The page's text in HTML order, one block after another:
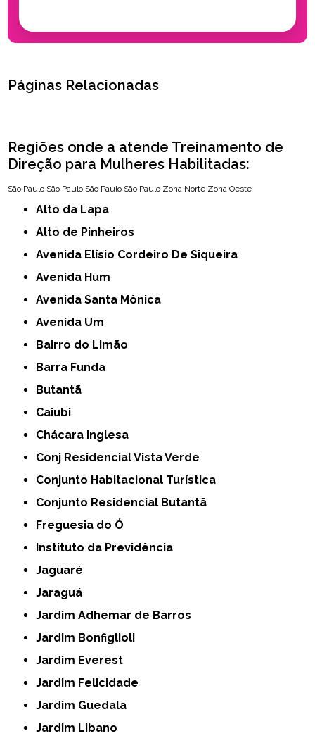
Páginas Relacionadas
Regiões onde a atende Treinamento de
Direção para Mulheres Habilitadas:
São Paulo São Paulo São Paulo São Paulo Zona Norte Zona Oeste
Alto da Lapa
Alto de Pinheiros
Avenida Elísio Cordeiro De Siqueira
Avenida Hum
Avenida Santa Mônica
Avenida Um
Bairro do Limão
Barra Funda
Butantã
Caiubi
Chácara Inglesa
Conj Residencial Vista Verde
Conjunto Habitacional Turística
Conjunto Residencial Butantã
Freguesia do Ó
Instituto da Previdência
Jaguaré
Jaraguá
Jardim Adhemar de Barros
Jardim Bonfiglioli
Jardim Everest
Jardim Felicidade
Jardim Guedala
Jardim Libano